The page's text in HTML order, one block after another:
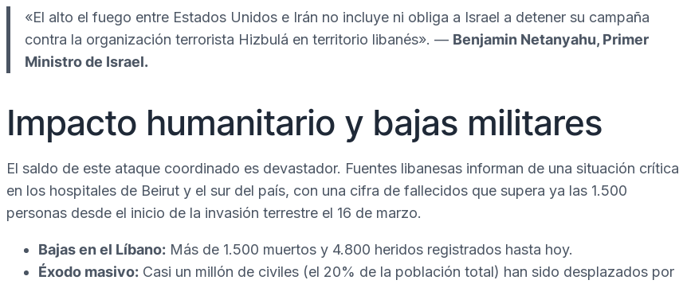
«El alto el fuego entre Estados Unidos e Irán no incluye ni obliga a Israel a detener su campaña
contra la organización terrorista Hizbulá en territorio libanés». — Benjamin Netanyahu, Primer
Ministro de Israel.
Impacto humanitario y bajas militares
El saldo de este ataque coordinado es devastador. Fuentes libanesas informan de una situación crítica
en los hospitales de Beirut y el sur del país, con una cifra de fallecidos que supera ya las 1.500
personas desde el inicio de la invasión terrestre el 16 de marzo.
Bajas en el Líbano: Más de 1.500 muertos y 4.800 heridos registrados hasta hoy.
Éxodo masivo: Casi un millón de civiles (el 20% de la población total) han sido desplazados por